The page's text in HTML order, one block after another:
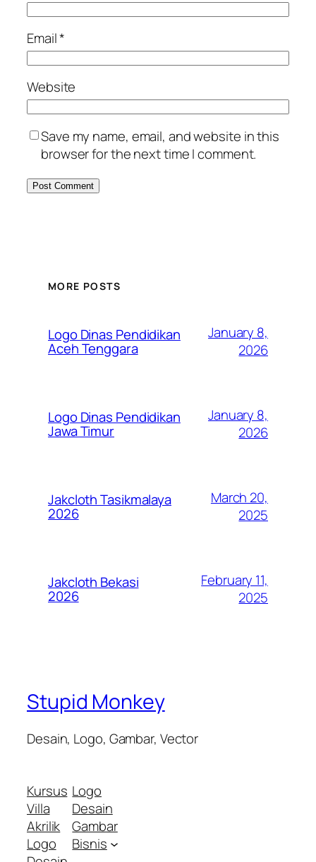
Email*
Website
Save my name, email, and website in this
browser for the next time I comment.
MORE POSTS
Logo Dinas Pendidikan
Aceh Tenggara
January 8,
2026
Logo Dinas Pendidikan
Jawa Timur
January 8,
2026
Jakcloth Tasikmalaya
2026
March 20,
2025
Jakcloth Bekasi
2026
February 11,
2025
Stupid Monkey
Desain, Logo, Gambar, Vector
Kursus
Villa
Akrilik
Logo
Logo
Desain
Gambar
Bisnis